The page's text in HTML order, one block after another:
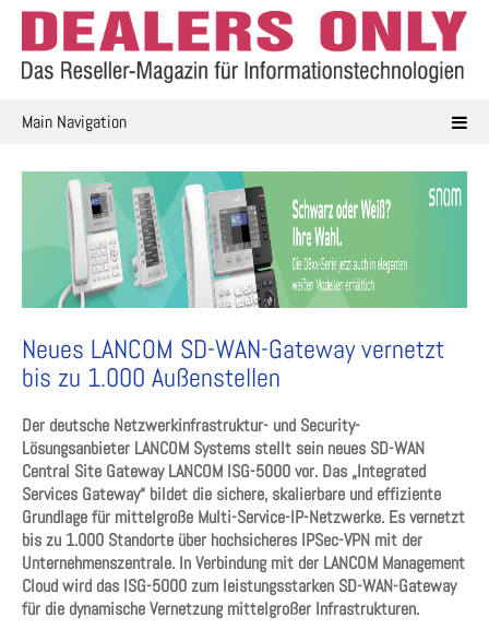
Skip
content
Main Navigation
Neues LANCOM SD-WAN-Gateway vernetzt
bis zu 1.000 Außenstellen
Der deutsche Netzwerkinfrastruktur- und Security-
Lösungsanbieter LANCOM Systems stellt sein neues SD-WAN
Central Site Gateway LANCOM ISG-5000 vor. Das „Integrated
Services Gateway“ bildet die sichere, skalierbare und effiziente
Grundlage für mittelgroße Multi-Service-IP-Netzwerke. Es vernetzt
bis zu 1.000 Standorte über hochsicheres IPSec-VPN mit der
Unternehmenszentrale. In Verbindung mit der LANCOM Management
Cloud wird das ISG-5000 zum leistungsstarken SD-WAN-Gateway
für die dynamische Vernetzung mittelgroßer Infrastrukturen.